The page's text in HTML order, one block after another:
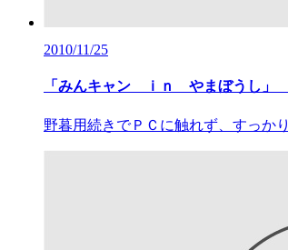
2010/11/25
「みんキャン ｉｎ やまぼうし」
野暮用続きでＰＣに触れず、すっ